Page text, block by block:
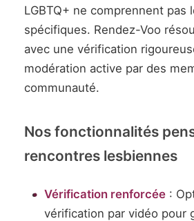
LGBTQ+ ne comprennent pas
spécifiques. Rendez-Voo
avec une vérification
modération active par des
communauté.
Nos fonctionnalités
rencontres lesbiennes
Vérification renforcée:
vérification par vidéo pour